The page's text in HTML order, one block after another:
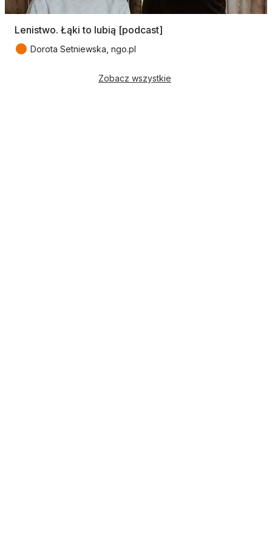
Lenistwo. Łąki to lubią [podcast]
● Dorota Setniewska, ngo.pl
Zobacz wszystkie